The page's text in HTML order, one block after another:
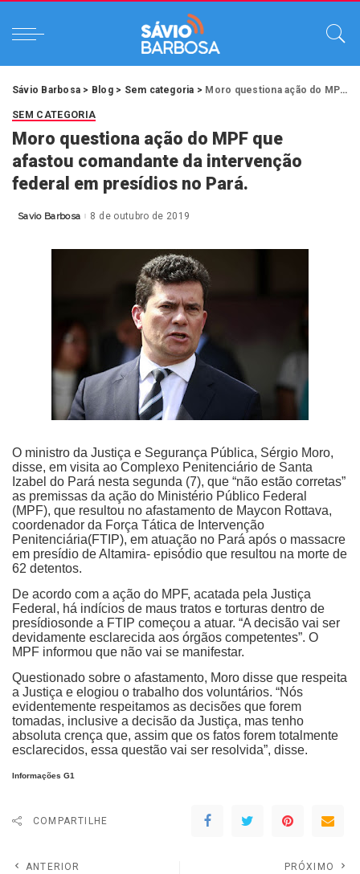
Sávio Barbosa > Blog> Sem categoria > Moro questiona ação do MPF que afastou comandante da intervenção federal em presídios no Pará.
SEM CATEGORIA
Moro questiona ação do MPF que
afastou comandante da intervenção
federal em presídios no Pará.
Posted
Savio Barbosa 8 de outubro de 2019
O ministro da Justiça e Segurança Pública, Sérgio Moro,
disse, em visita ao Complexo Penitenciário de Santa
Izabel do Pará nesta segunda (7), que “não estão corretas”
as premissas da ação do Ministério Público Federal
(MPF), que resultou no afastamento de Maycon Rottava,
coordenador da Força Tática de Intervenção
Penitenciária(FTIP), em atuação no Pará após o massacre
em presídio de Altamira- episódio que resultou na morte de
62 detentos.
De acordo com a ação do MPF, acatada pela Justiça
Federal, há indícios de maus tratos e torturas dentro de
presídiosonde a FTIP começou a atuar. “A decisão vai ser
devidamente esclarecida aos órgãos competentes”. O
MPF informou que não vai se manifestar.
Questionado sobre o afastamento, Moro disse que respeita
a Justiça e elogiou o trabalho dos voluntários. “Nós
evidentemente respeitamos as decisões que forem
tomadas, inclusive a decisão da Justiça, mas tenho
absoluta crença que, assim que os fatos forem totalmente
esclarecidos, essa questão vai ser resolvida”, disse.
Informações G1
COMPARTILHE
ANTERIOR PRÓXIMO